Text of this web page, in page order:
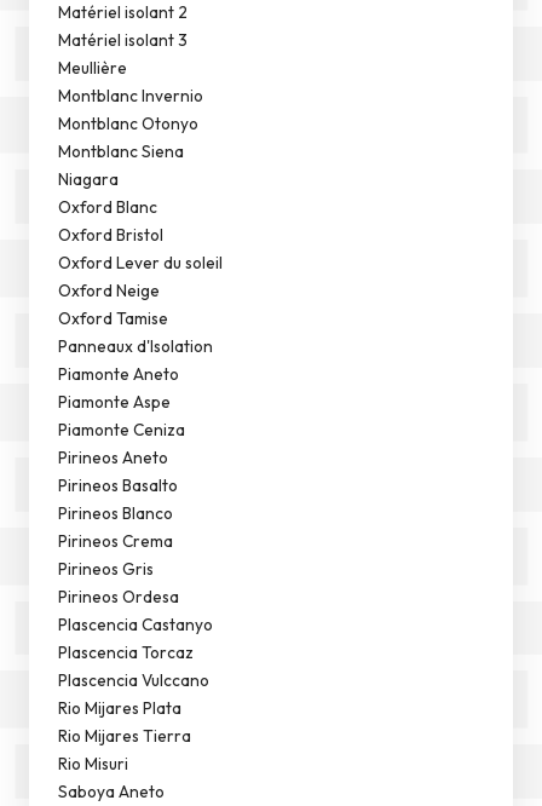
Matériel isolant 2
Matériel isolant 3
Meullière
Montblanc Invernio
Montblanc Otonyo
Montblanc Siena
Niagara
Oxford Blanc
Oxford Bristol
Oxford Lever du soleil
Oxford Neige
Oxford Tamise
Panneaux d'Isolation
Piamonte Aneto
Piamonte Aspe
Piamonte Ceniza
Pirineos Aneto
Pirineos Basalto
Pirineos Blanco
Pirineos Crema
Pirineos Gris
Pirineos Ordesa
Plascencia Castanyo
Plascencia Torcaz
Plascencia Vulccano
Rio Mijares Plata
Rio Mijares Tierra
Rio Misuri
Saboya Aneto